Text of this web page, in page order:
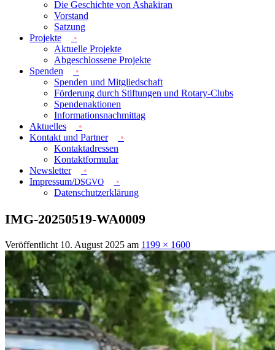
Die Geschichte von Ashakiran
Vorstand
Satzung
Projekte
Aktuelle Projekte
Abgeschlossene Projekte
Spenden
Spenden und Mitgliedschaft
Förderung durch Stiftungen und Rotary-Clubs
Spendenaktionen
Informationsnachmittag
Aktuelles
Kontakt und Partner
Kontaktadressen
Kontaktformular
Newsletter
Impressum/DSGVO
Datenschutzerklärung
IMG-20250519-WA0009
Veröffentlicht 10. August 2025 am 1199 × 1600